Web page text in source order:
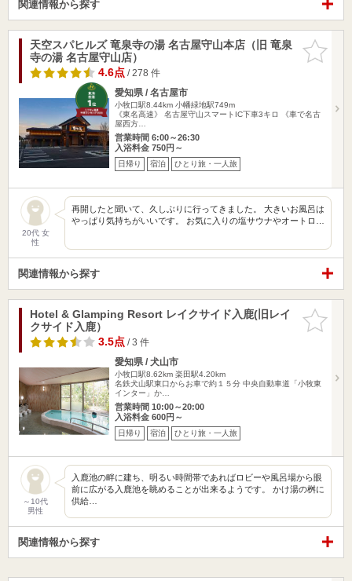
関連情報から探す
お気に入
りに追加
天空スパヒルズ 竜泉寺の湯 名古屋守山本店（旧 竜泉
寺の湯 名古屋守山店）
4.6点/ 278 件
愛知県 / 名古屋市
小牧口駅8.44km 小幡緑地駅749m
《東名高速》 名古屋守山スマートIC下車3キロ 《車で名古
屋西方…
営業時間 6:00～26:30
入浴料金 750円～
日帰り 宿泊 ひとり旅・一人旅
20代 女
性
再開したと聞いて、久しぶりに行ってきました。 大きいお風呂は
やっぱり気持ちがいいです。 お気に入りの塩サウナやオートロ…
関連情報から探す
お気に入
りに追加
Hotel & Glamping Resort レイクサイド入鹿(旧レイ
クサイド入鹿）
3.5点/ 3 件
愛知県 / 犬山市
小牧口駅8.62km 楽田駅4.20km
名鉄犬山駅東口からお車で約１５分 中央自動車道「小牧東
インター」か…
営業時間 10:00～20:00
入浴料金 600円～
日帰り 宿泊 ひとり旅・一人旅
～10代
男性
入鹿池の畔に建ち、明るい時間帯であればロビーや風呂場から眼
前に広がる入鹿池を眺めることが出来るようです。 かけ湯の桝に
供給…
関連情報から探す